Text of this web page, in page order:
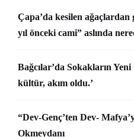
Çapa’da kesilen ağaçlardan
yıl önceki cami” aslında
Bağcılar’da Sokakların
kültür, akım oldu.’
“Dev-Genç’ten Dev-
Okmeydanı